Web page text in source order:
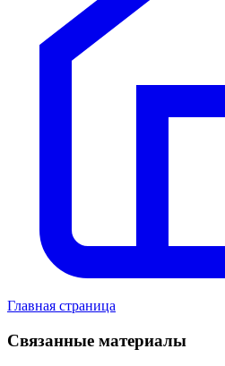
Главная страница
Связанные материалы